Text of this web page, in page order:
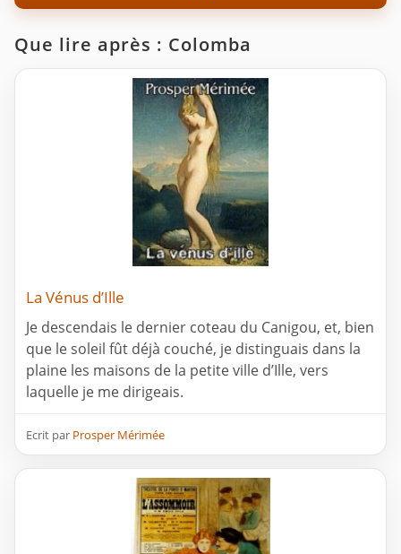
Que lire après : Colomba
La Vénus d’Ille
Je descendais le dernier coteau du Canigou, et, bien
que le soleil fût déjà couché, je distinguais dans la
plaine les maisons de la petite ville d’Ille, vers
laquelle je me dirigeais.
Ecrit par Prosper Mérimée